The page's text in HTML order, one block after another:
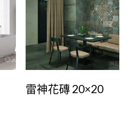
雷神花磚 20×20